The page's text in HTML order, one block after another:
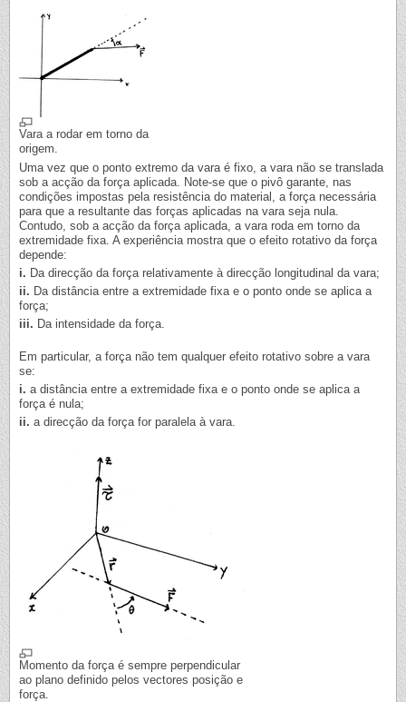
Vara a rodar em torno da
origem.
Uma vez que o ponto extremo da vara é fixo, a vara não se translada
sob a acção da força aplicada. Note-se que o pivô garante, nas
condições impostas pela resistência do material, a força necessária
para que a resultante das forças aplicadas na vara seja nula.
Contudo, sob a acção da força aplicada, a vara roda em torno da
extremidade fixa. A experiência mostra que o efeito rotativo da força
depende:
i. Da direcção da força relativamente à direcção longitudinal da vara;
ii. Da distância entre a extremidade fixa e o ponto onde se aplica a
força;
iii. Da intensidade da força.
Em particular, a força não tem qualquer efeito rotativo sobre a vara
se:
i. a distância entre a extremidade fixa e o ponto onde se aplica a
força é nula;
ii. a direcção da força for paralela à vara.
Momento da força é sempre perpendicular
ao plano definido pelos vectores posição e
força.